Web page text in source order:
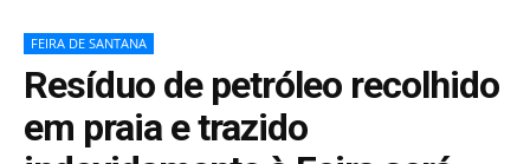
FEIRA DE SANTANA
Resíduo de petróleo recolhido
em praia e trazido